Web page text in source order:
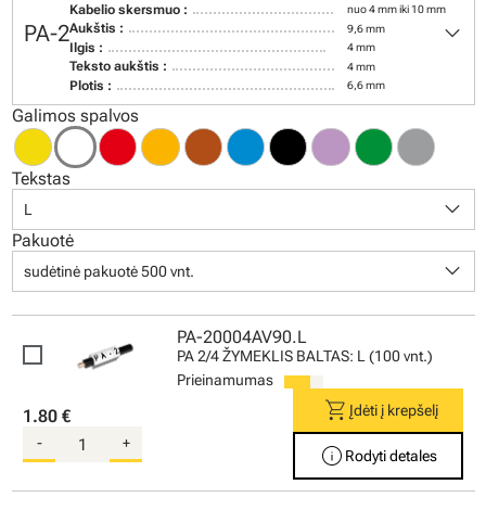
PA-2
Kabelio skersmuo : nuo 4 mm iki 10 mm
Aukštis : 9,6 mm
Ilgis : 4 mm
Teksto aukštis : 4 mm
Plotis : 6,6 mm
keyboard_arrow_down
Galimos spalvos
Tekstas
L keyboard_arrow_down
Pakuotė
sudėtinė pakuotė 500 vnt. keyboard_arrow_down
PA-20004AV90.L
PA 2/4 ŽYMEKLIS BALTAS: L (100 vnt.)
Prieinamumas
1.80 €
- +
shopping_cartĮdėti į krepšelį
info Rodyti detales